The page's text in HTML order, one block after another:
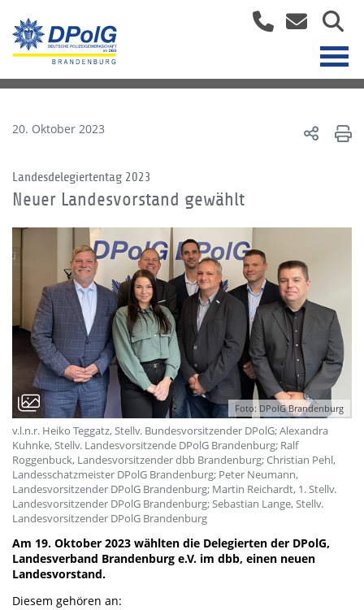
20. Oktober 2023
Landesdelegiertentag 2023
Neuer Landesvorstand gewählt
Foto: DPolG Brandenburg
v.l.n.r. Heiko Teggatz, Stellv. Bundesvorsitzender DPolG; Alexandra
Kuhnke, Stellv. Landesvorsitzende DPolG Brandenburg; Ralf
Roggenbuck, Landesvorsitzender dbb Brandenburg; Christian Pehl,
Landesschatzmeister DPolG Brandenburg; Peter Neumann,
Landesvorsitzender DPolG Brandenburg; Martin Reichardt, 1. Stellv.
Landesvorsitzender DPolG Brandenburg; Sebastian Lange, Stellv.
Landesvorsitzender DPolG Brandenburg
Am 19. Oktober 2023 wählten die Delegierten der DPolG,
Landesverband Brandenburg e.V. im dbb, einen neuen
Landesvorstand.
Diesem gehören an: